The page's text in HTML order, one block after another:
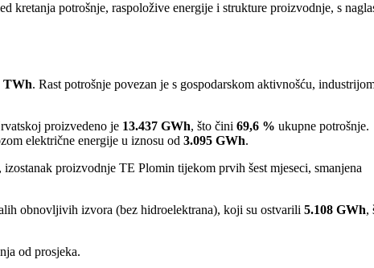
kretanja potrošnje, raspoložive energije i strukture proizvodnje, s
TWh. Rast potrošnje povezan je s gospodarskom aktivnošću,
proizvedeno je 13.437 GWh, što čini 69,6 % ukupne potrošnje.
električne energije u iznosu od 3.095 GWh.
proizvodnje TE Plomin tijekom prvih šest mjeseci, smanjena
obnovljivih izvora (bez hidroelektrana), koji su ostvarili 5.108 GWh,
od prosjeka.